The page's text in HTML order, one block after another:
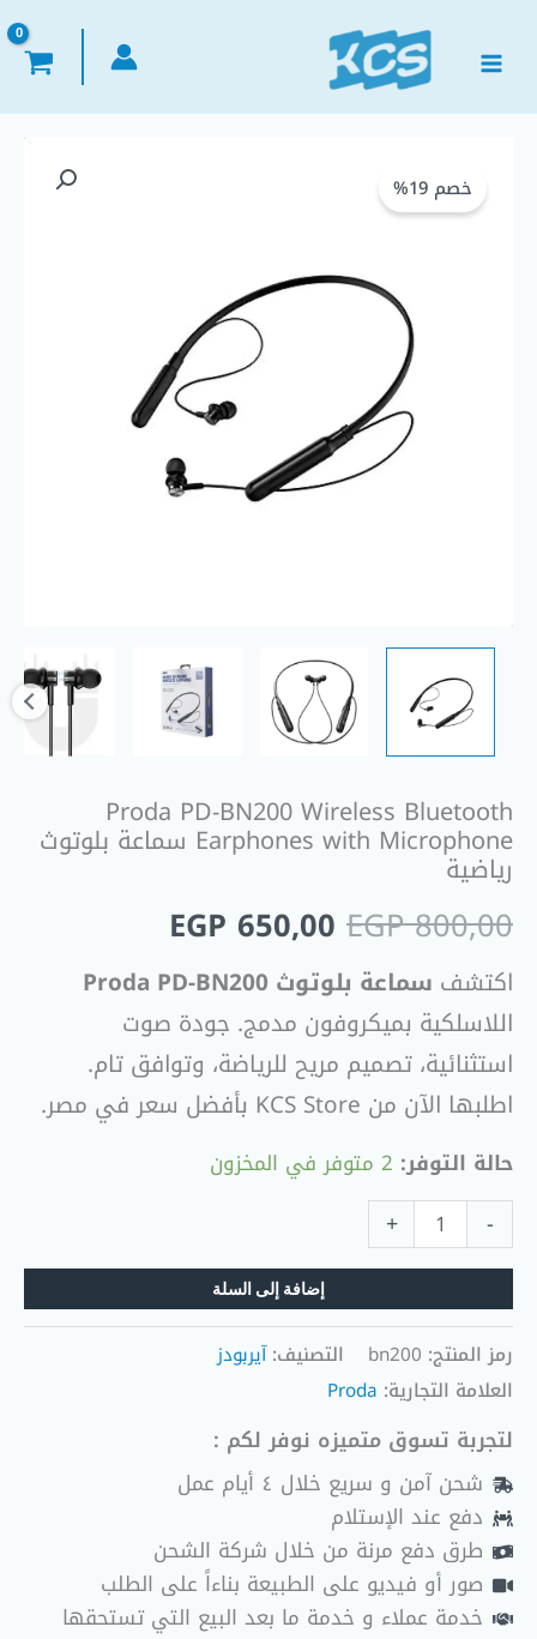
المحتوى
خصم 19%
Proda PD-BN200 Wireless Bluetooth
Earphones with Microphone سماعة بلوتوث
رياضية
EGP800,00
هو:
EGP 800,00.
EGP 650,00
EGP 650,00.
اكتشف سماعة بلوتوث Proda PD-BN200
اللاسلكية بميكروفون مدمج. جودة صوت
استثنائية، تصميم مريح للرياضة، وتوافق تام.
اطلبها الآن من KCS Store بأفضل سعر في مصر.
حالة التوفر: 2 متوفر في المخزون
-
Proda
Earphones
Microphone
+
إضافة إلى السلة
رمز المنتج: bn200 التصنيف:آيربودز
العلامة التجارية: Proda
لتجربة تسوق متميزه نوفر لكم :
شحن آمن و سريع خلال ٤ أيام عمل
دفع عند الإستلام
طرق دفع مرنة من خلال شركة الشحن
صور أو فيديو على الطبيعة بناءاً على الطلب
خدمة عملاء و خدمة ما بعد البيع التي تستحقها